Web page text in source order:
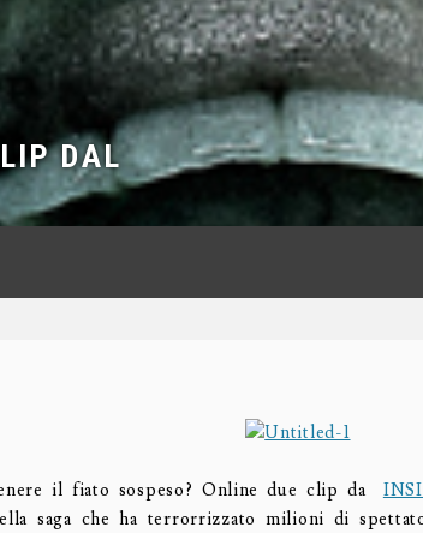
DAL
il fiato sospeso? Online due clip da
saga che ha terrorrizzato milioni di